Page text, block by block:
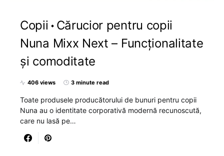
Copii
Cărucior pentru copii
Nuna Mixx Next – Funcționalitate
și comoditate
406 views 3 minute read
Toate produsele producătorului de bunuri pentru copii
Nuna au o identitate corporativă modernă recunoscută,
care nu lasă pe…